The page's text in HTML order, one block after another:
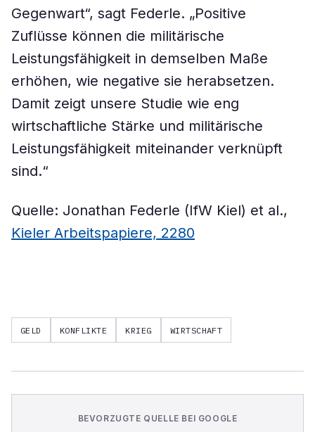
Gegenwart“, sagt Federle. „Positive
Zuflüsse können die militärische
Leistungsfähigkeit in demselben Maße
erhöhen, wie negative sie herabsetzen.
Damit zeigt unsere Studie wie eng
wirtschaftliche Stärke und militärische
Leistungsfähigkeit miteinander verknüpft
sind.“
Quelle: Jonathan Federle (IfW Kiel) et al.,
Kieler Arbeitspapiere, 2280
GELD KONFLIKTE KRIEG WIRTSCHAFT
BEVORZUGTE QUELLE BEI GOOGLE